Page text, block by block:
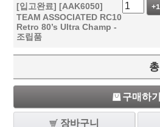
[입고완료] [AAK6050]
TEAM ASSOCIATED RC10
Retro 80’s Ultra Champ -
조립품
+1
구매하기
장바구니